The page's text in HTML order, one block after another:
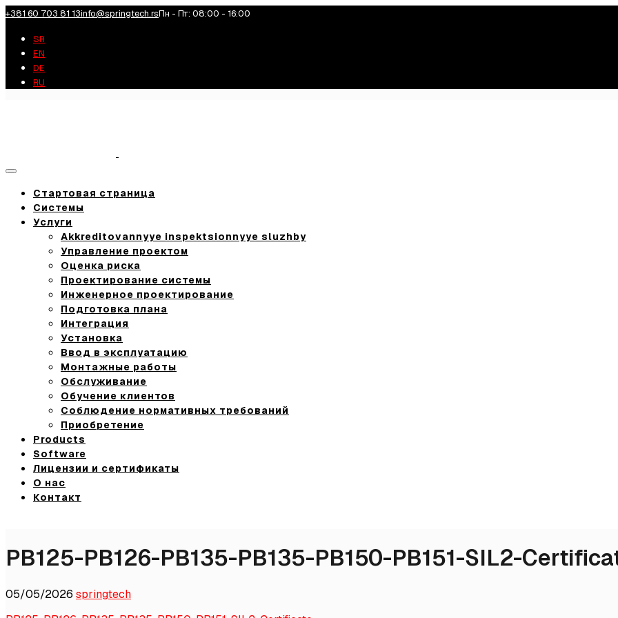
+381 60 703 81 13info@springtech.rsПн - Пт: 08:00 - 16:00
SR
EN
DE
RU
Toggle
Стартовая страница
Системы
Услуги
Akkreditovannyye inspektsionnyye sluzhby
Управление проектом
Оценка риска
Проектирование системы
Инженерное проектирование
Подготовка плана
Интеграция
Установка
Ввод в эксплуатацию
Монтажные работы
Обслуживание
Обучение клиентов
Соблюдение нормативных требований
Приобретение
Products
Software
Лицензии и сертификаты
О нас
Контакт
PB125-PB126-PB135-PB135-PB150-PB151-SIL2-
05/05/2026 springtech